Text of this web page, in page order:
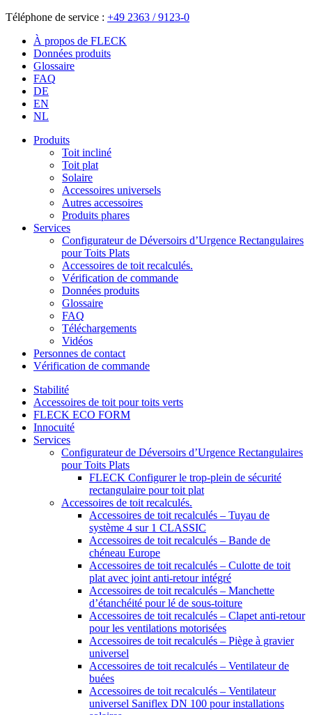
Téléphone de service : +49 2363 / 9123-0
À propos de FLECK
Données produits
Glossaire
FAQ
DE
EN
NL
Produits
Toit incliné
Toit plat
Solaire
Accessoires universels
Autres accessoires
Produits phares
Services
Configurateur de Déversoirs d’Urgence Rectangulaires
pour Toits Plats
Accessoires de toit recalculés.
Vérification de commande
Données produits
Glossaire
FAQ
Téléchargements
Vidéos
Personnes de contact
Vérification de commande
Stabilité
Accessoires de toit pour toits verts
FLECK ECO FORM
Innocuité
Services
Configurateur de Déversoirs d’Urgence Rectangulaires
pour Toits Plats
FLECK Configurer le trop-plein de sécurité
rectangulaire pour toit plat
Accessoires de toit recalculés.
Accessoires de toit recalculés – Tuyau de
système 4 sur 1 CLASSIC
Accessoires de toit recalculés – Bande de
chéneau Europe
Accessoires de toit recalculés – Culotte de toit
plat avec joint anti-retour intégré
Accessoires de toit recalculés – Manchette
d’étanchéité pour lé de sous-toiture
Accessoires de toit recalculés – Clapet anti-retour
pour les ventilations motorisées
Accessoires de toit recalculés – Piège à gravier
universel
Accessoires de toit recalculés – Ventilateur de
buées
Accessoires de toit recalculés – Ventilateur
universel Saniflex DN 100 pour installations